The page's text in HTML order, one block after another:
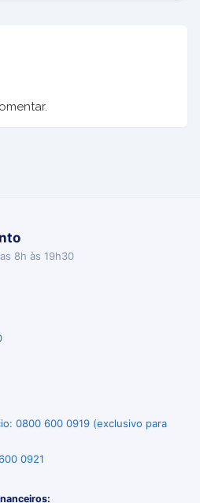
8h às 19h30
0800 600 0919 (exclusivo para
0921